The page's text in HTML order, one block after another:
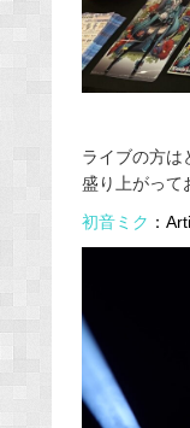
ライブの方は
盛り上がって
初音ミク ：